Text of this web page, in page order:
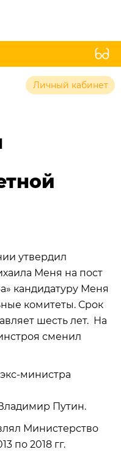
Личный кабинет
утвердил
Меня на пост
кандидатуру Меня
комитеты. Срок
шесть лет. На
сменил
министра
Путин.
Министерство
по 2018 гг.